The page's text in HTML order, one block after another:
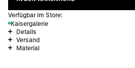
Verfügbar im Store:
Kaisergalerie
Details
Versand
Material